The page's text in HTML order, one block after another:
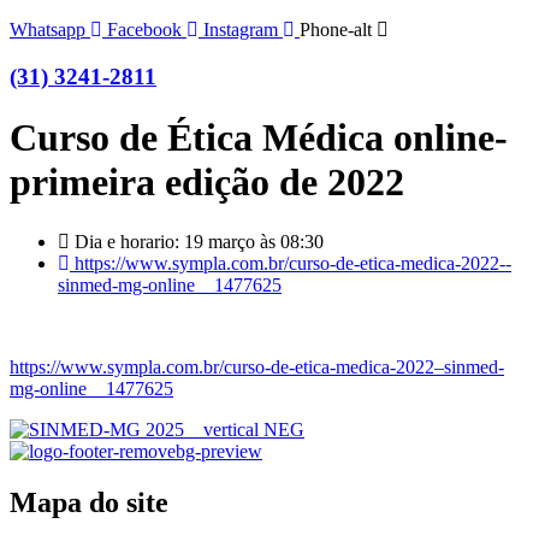
Whatsapp
Facebook Instagram Phone-alt
(31) 3241-2811
Curso de Ética Médica online-
primeira edição de 2022
Dia e horario: 19 março às 08:30
https://www.sympla.com.br/curso-de-etica-medica-2022--
sinmed-mg-online__1477625
https://www.sympla.com.br/curso-de-etica-medica-2022–sinmed-
mg-online__1477625
Mapa do site